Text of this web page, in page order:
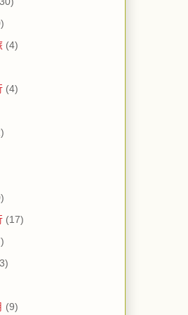
(4)
(4)
(17)
(9)